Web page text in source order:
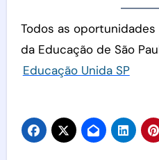
Todos as
da Educação de São
Educação Unida SP